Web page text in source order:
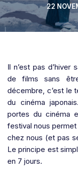
22
Il n’est pas d’hiver
de films sans
décembre, c’est le
du cinéma
portes du cinéma
festival nous
chez nous (et pas
Le principe est
en 7 jours.